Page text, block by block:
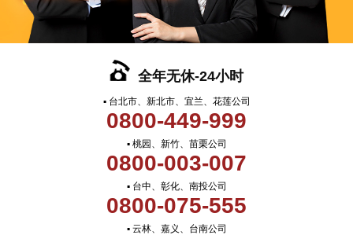
全年无休-24小时
▪ 台北市、新北市、宜兰、花莲公司
0800-449-999
▪ 桃园、新竹、苗栗公司
0800-003-007
▪ 台中、彰化、南投公司
0800-075-555
▪ 云林、嘉义、台南公司